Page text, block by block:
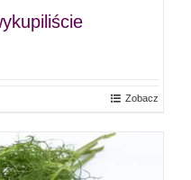
Zobacz